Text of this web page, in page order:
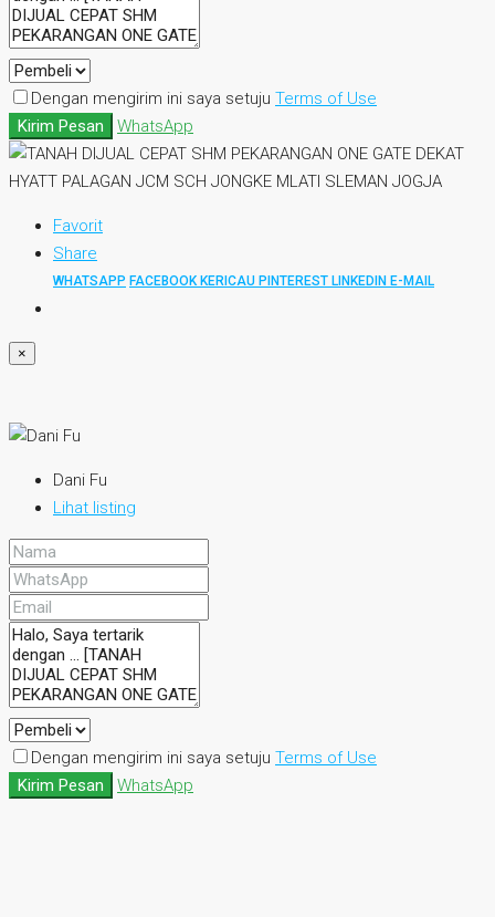
Dengan mengirim ini saya setuju Terms of Use
Kirim Pesan
WhatsApp
Favorit
Share
WHATSAPP FACEBOOK KERICAU PINTEREST LINKEDIN E-MAIL
×
Dani Fu
Lihat listing
Dengan mengirim ini saya setuju Terms of Use
Kirim Pesan
WhatsApp